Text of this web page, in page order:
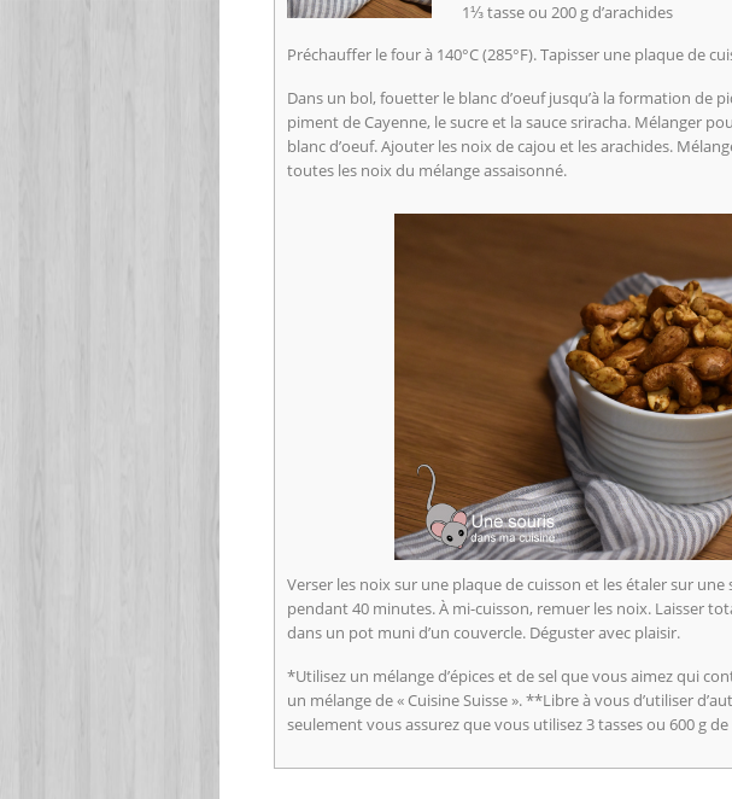
1⅓ tasse ou 200 g d’arachides
Préchauffer le four à 140°C (285°F). Tapisser une plaque de
Dans un bol, fouetter le blanc d’oeuf jusqu’à la formation de
piment de Cayenne, le sucre et la sauce sriracha. Mélanger
blanc d’oeuf. Ajouter les noix de cajou et les arachides.
toutes les noix du mélange assaisonné.
Verser les noix sur une plaque de cuisson et les étaler sur
pendant 40 minutes. À mi-cuisson, remuer les noix. Laisser
dans un pot muni d’un couvercle. Déguster avec plaisir.
*Utilisez un mélange d’épices et de sel que vous aimez qui
un mélange de « Cuisine Suisse ». **Libre à vous d’utiliser
seulement vous assurez que vous utilisez 3 tasses ou 600 g